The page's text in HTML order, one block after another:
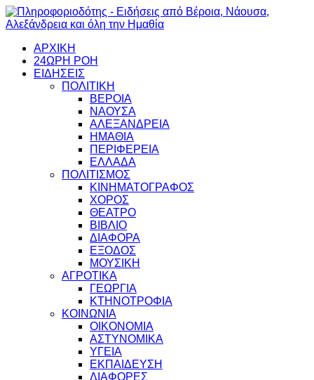
ΑΡΧΙΚΗ
24ΩΡΗ ΡΟΗ
ΕΙΔΗΣΕΙΣ
ΠΟΛΙΤΙΚΗ
ΒΕΡΟΙΑ
ΝΑΟΥΣΑ
ΑΛΕΞΑΝΔΡΕΙΑ
ΗΜΑΘΙΑ
ΠΕΡΙΦΕΡΕΙΑ
ΕΛΛΑΔΑ
ΠΟΛΙΤΙΣΜΟΣ
ΚΙΝΗΜΑΤΟΓΡΑΦΟΣ
ΧΟΡΟΣ
ΘΕΑΤΡΟ
ΒΙΒΛΙΟ
ΔΙΑΦΟΡΑ
ΕΞΟΔΟΣ
ΜΟΥΣΙΚΗ
ΑΓΡΟΤΙΚΑ
ΓΕΩΡΓΙΑ
ΚΤΗΝΟΤΡΟΦΙΑ
ΚΟΙΝΩΝΙΑ
ΟΙΚΟΝΟΜΙΑ
ΑΣΤΥΝΟΜΙΚΑ
ΥΓΕΙΑ
ΕΚΠΑΙΔΕΥΣΗ
ΔΙΑΦΟΡΕΣ